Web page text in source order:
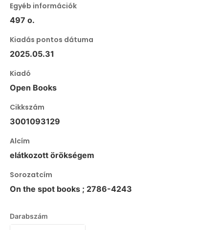
Egyéb információk
497 o.
Kiadás pontos dátuma
2025.05.31
Kiadó
Open Books
Cikkszám
3001093129
Alcím
elátkozott örökségem
Sorozatcím
On the spot books ; 2786-4243
Darabszám